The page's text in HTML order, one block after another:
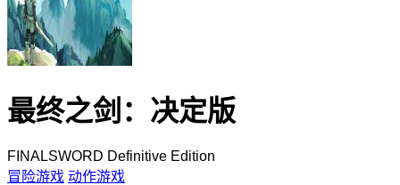
最终之剑：决定版
FINALSWORD Definitive Edition
冒险游戏 动作游戏